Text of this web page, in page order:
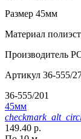
Размер 45мм
Материал
Производитель
Артикул 36-555/
36-555/201
45мм
149.40 р.